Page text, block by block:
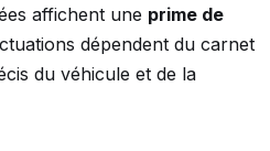
affichent une prime de
dépendent du carnet
du véhicule et de la